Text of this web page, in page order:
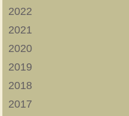
2022
2021
2020
2019
2018
2017